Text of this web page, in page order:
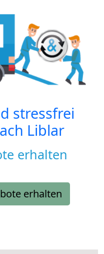
stressfrei
Liblar
erhalten
erhalten